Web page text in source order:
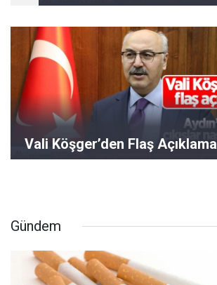
Vali Köşger’den Flaş Açıklama
Gündem